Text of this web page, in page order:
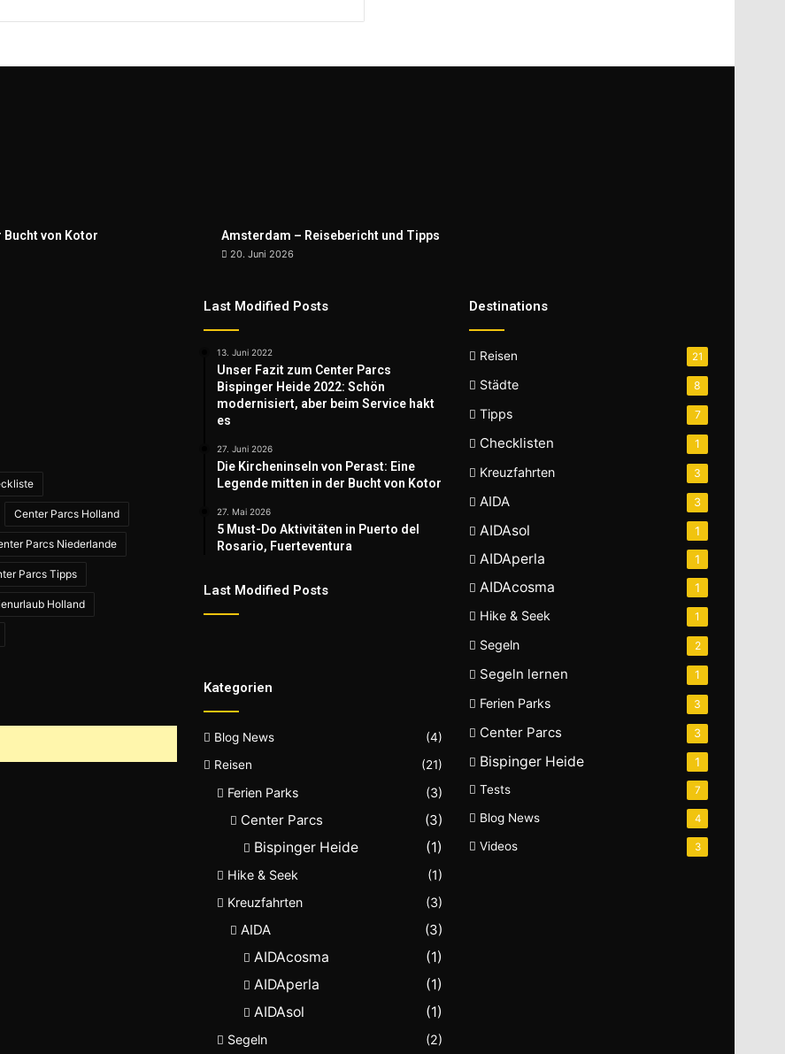
Bucht von Kotor Amsterdam – Reisebericht und Tipps
20. Juni 2026
Center Parcs Holland
Parcs Niederlande
Parcs Tipps
Holland
Last Modified Posts
13. Juni 2022
Unser Fazit zum Center Parcs
Bispinger Heide 2022: Schön
modernisiert, aber beim Service hakt
es
27. Juni 2026
Die Kircheninseln von Perast: Eine
Legende mitten in der Bucht von Kotor
27. Mai 2026
5 Must-Do Aktivitäten in Puerto del
Rosario, Fuerteventura
Last Modified Posts
Kategorien
Blog News
(4)
Reisen
(21)
Ferien Parks (3)
Center Parcs
(3)
Bispinger Heide
(1)
Hike & Seek
(1)
Kreuzfahrten
(3)
AIDA
(3)
AIDAcosma
(1)
AIDAperla
(1)
AIDAsol
(1)
Segeln (2)
Destinations
Reisen 21
Städte 8
Tipps 7
Checklisten 1
Kreuzfahrten 3
AIDA 3
AIDAsol 1
AIDAperla 1
AIDAcosma 1
Hike & Seek 1
Segeln 2
Segeln lernen 1
Ferien Parks 3
Center Parcs 3
Bispinger Heide
1
Tests
7
Blog News 4
Videos 3